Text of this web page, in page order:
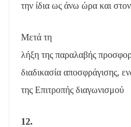
την ίδια ως άνω ώρα και
Μετά τη
λήξη της παραλαβής
διαδικασία αποσφράγισης,
της Επιτροπής διαγωνισμού
12.